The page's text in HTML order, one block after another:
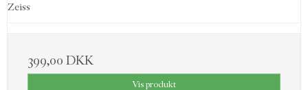
Zeiss
399,00 DKK
Vis produkt